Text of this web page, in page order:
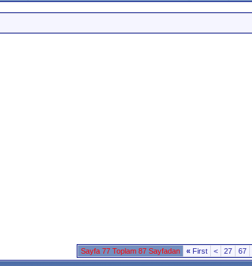
Sayfa 77 Toplam 87 Sayfadan « First < 27 67